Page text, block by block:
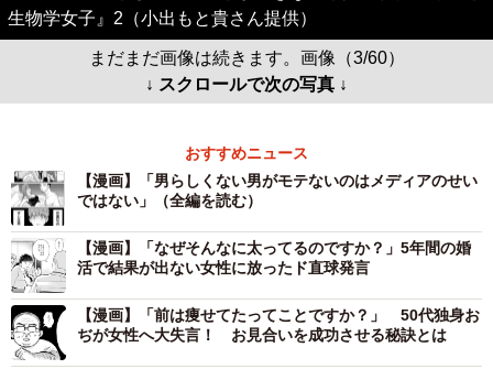
生物学女子』2（小出もと貴さん提供）
まだまだ画像は続きます。画像（3/60）
↓ スクロールで次の写真 ↓
おすすめニュース
【漫画】「男らしくない男がモテないのはメディアのせい
ではない」（全編を読む）
【漫画】「なぜそんなに太ってるのですか？」5年間の婚
活で結果が出ない女性に放ったド直球発言
【漫画】「前は痩せてたってことですか？」 50代独身お
ぢが女性へ大失言！ お見合いを成功させる秘訣とは